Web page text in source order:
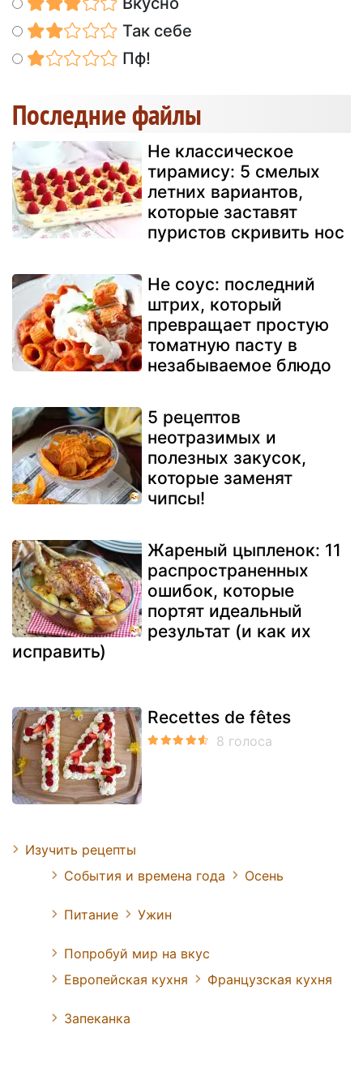
Так себе
Пф!
Последние файлы
Не классическое
тирамису: 5 смелых
летних вариантов,
которые заставят
пуристов скривить нос
Не соус: последний
штрих, который
превращает простую
томатную пасту в
незабываемое блюдо
5 рецептов
неотразимых и
полезных закусок,
которые заменят
чипсы!
Жареный цыпленок: 11
распространенных
ошибок, которые
портят идеальный
результат (и как их
исправить)
Recettes de fêtes
Изучить рецепты
События и времена года
Осень
Питание Ужин
Попробуй мир на вкус
Европейская кухня
Французская кухня
Запеканка